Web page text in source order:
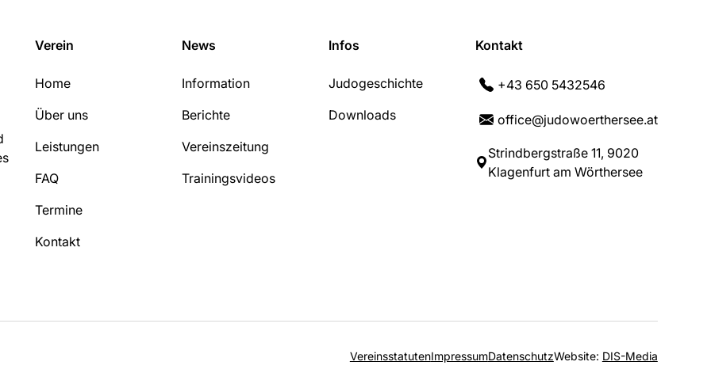
Verein
Home
Über uns
Leistungen
FAQ
Termine
Kontakt
News
Information
Berichte
Vereinszeitung
Trainingsvideos
Infos
Judogeschichte
Downloads
Kontakt
+43 650 5432546
office@judowoerthersee.at
Strindbergstraße 11, 9020
Klagenfurt am Wörthersee
VereinsstatutenImpressumDatenschutzWebsite: DIS-Media